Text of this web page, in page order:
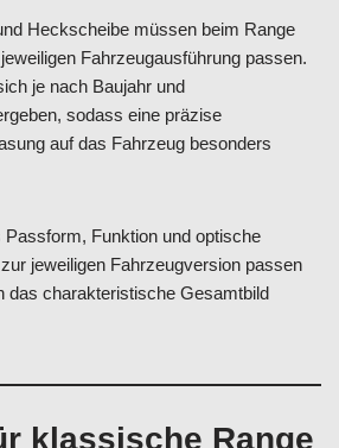
Heckscheibe müssen beim Range
Fahrzeugausführung passen.
je nach Baujahr und
sodass eine präzise
auf das Fahrzeug besonders
Funktion und optische
jeweiligen Fahrzeugversion passen
das charakteristische Gesamtbild
klassische Range